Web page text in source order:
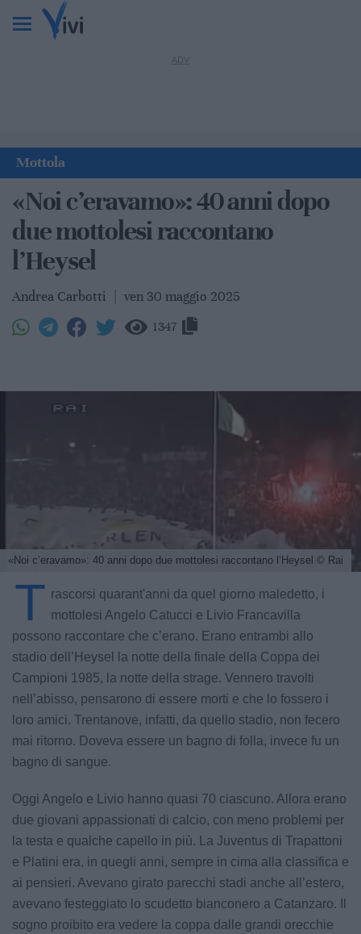
Mottola
«Noi c’eravamo»: 40 anni dopo
due mottolesi raccontano
l’Heysel
Andrea Carbotti ven 30 maggio 2025
1347
«Noi c’eravamo»: 40 anni dopo due mottolesi raccontano l’Heysel © Rai
T rascorsi quarant'anni da quel giorno maledetto, i
mottolesi Angelo Catucci e Livio Francavilla
possono raccontare che c’erano. Erano entrambi allo
stadio dell’Heysel la notte della finale della Coppa dei
Campioni 1985, la notte della strage. Vennero travolti
nell’abisso, pensarono di essere morti e che lo fossero i
loro amici. Trentanove, infatti, da quello stadio, non fecero
mai ritorno. Doveva essere un bagno di folla, invece fu un
bagno di sangue.
Oggi Angelo e Livio hanno quasi 70 ciascuno. Allora erano
due giovani appassionati di calcio, con meno problemi per
la testa e qualche capello in più. La Juventus di Trapattoni
e Platini era, in quegli anni, sempre in cima alla classifica e
ai pensieri. Avevano girato parecchi stadi anche all’estero,
avevano festeggiato lo scudetto bianconero a Catanzaro. Il
sogno proibito era vedere la coppa dalle grandi orecchie